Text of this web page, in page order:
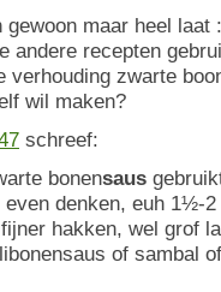
maar heel laat
andere recepten
verhouding zwarte
wil maken?
schreef:
bonensaus
denken, euh 1½-
hakken, wel grof
of sambal